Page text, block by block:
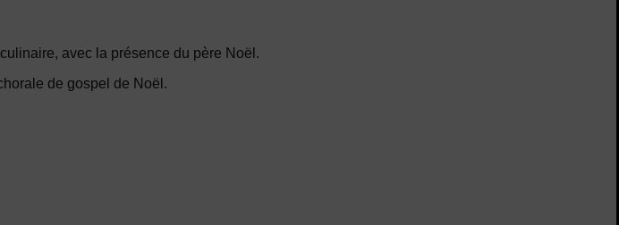
avec la présence du père Noël.
de gospel de Noël.